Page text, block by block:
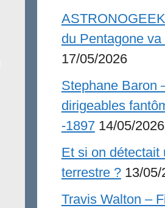
du Pentagone
17/05/2026
Stephane Baron
dirigeables
-1897 14/05/2026
Et si on détectait
terrestre ? 13/05/
Travis Walton –